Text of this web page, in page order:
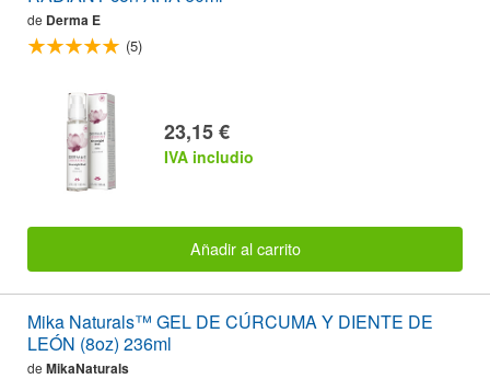
de Derma E
(5)
23,15 €
IVA includio
Añadir al carrito
Mika Naturals™ GEL DE CÚRCUMA Y DIENTE DE
LEÓN (8oz) 236ml
de MikaNaturals